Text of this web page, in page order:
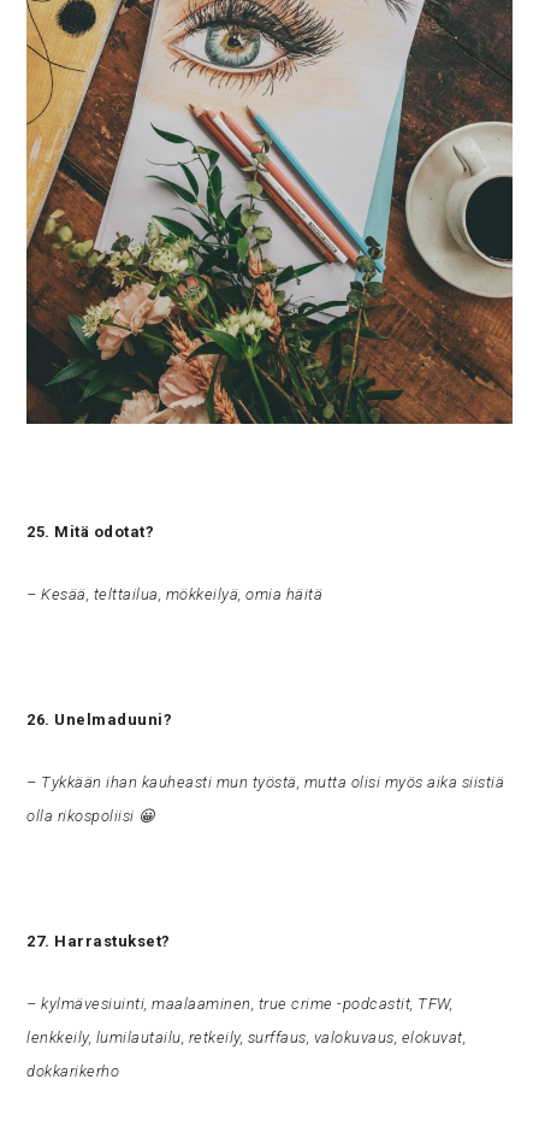
25. Mitä odotat?
– Kesää, telttailua, mökkeilyä, omia häitä
26. Unelmaduuni?
– Tykkään ihan kauheasti mun työstä, mutta olisi myös aika siistiä
olla rikospoliisi 😀
27. Harrastukset?
– kylmävesiuinti, maalaaminen, true crime -podcastit, TFW,
lenkkeily, lumilautailu, retkeily, surffaus, valokuvaus, elokuvat,
dokkarikerho